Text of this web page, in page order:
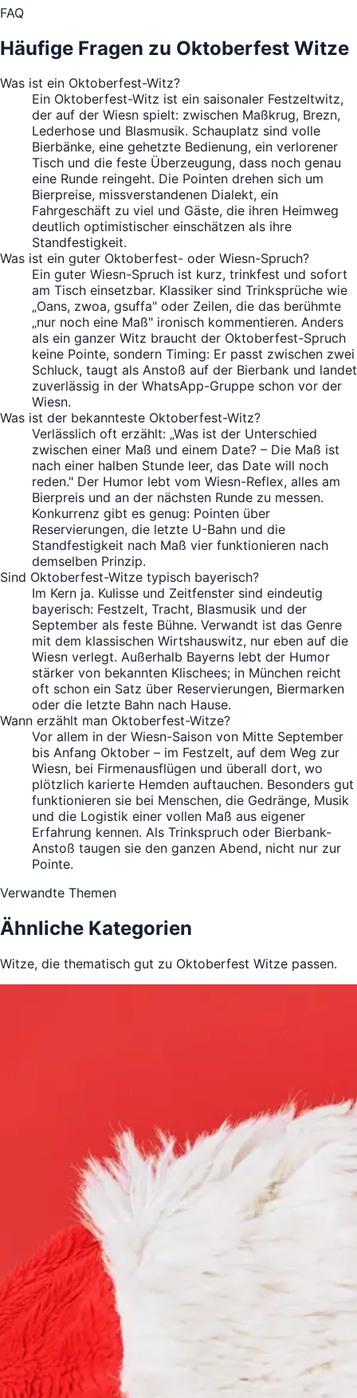
FAQ
Häufige Fragen zu Oktoberfest Witze
Was ist ein Oktoberfest-Witz?
Ein Oktoberfest-Witz ist ein saisonaler Festzeltwitz,
der auf der Wiesn spielt: zwischen Maßkrug, Brezn,
Lederhose und Blasmusik. Schauplatz sind volle
Bierbänke, eine gehetzte Bedienung, ein verlorener
Tisch und die feste Überzeugung, dass noch genau
eine Runde reingeht. Die Pointen drehen sich um
Bierpreise, missverstandenen Dialekt, ein
Fahrgeschäft zu viel und Gäste, die ihren Heimweg
deutlich optimistischer einschätzen als ihre
Standfestigkeit.
Was ist ein guter Oktoberfest- oder Wiesn-Spruch?
Ein guter Wiesn-Spruch ist kurz, trinkfest und sofort
am Tisch einsetzbar. Klassiker sind Trinksprüche wie
„Oans, zwoa, gsuffa" oder Zeilen, die das berühmte
„nur noch eine Maß" ironisch kommentieren. Anders
als ein ganzer Witz braucht der Oktoberfest-Spruch
keine Pointe, sondern Timing: Er passt zwischen zwei
Schluck, taugt als Anstoß auf der Bierbank und landet
zuverlässig in der WhatsApp-Gruppe schon vor der
Wiesn.
Was ist der bekannteste Oktoberfest-Witz?
Verlässlich oft erzählt: „Was ist der Unterschied
zwischen einer Maß und einem Date? – Die Maß ist
nach einer halben Stunde leer, das Date will noch
reden." Der Humor lebt vom Wiesn-Reflex, alles am
Bierpreis und an der nächsten Runde zu messen.
Konkurrenz gibt es genug: Pointen über
Reservierungen, die letzte U-Bahn und die
Standfestigkeit nach Maß vier funktionieren nach
demselben Prinzip.
Sind Oktoberfest-Witze typisch bayerisch?
Im Kern ja. Kulisse und Zeitfenster sind eindeutig
bayerisch: Festzelt, Tracht, Blasmusik und der
September als feste Bühne. Verwandt ist das Genre
mit dem klassischen Wirtshauswitz, nur eben auf die
Wiesn verlegt. Außerhalb Bayerns lebt der Humor
stärker von bekannten Klischees; in München reicht
oft schon ein Satz über Reservierungen, Biermarken
oder die letzte Bahn nach Hause.
Wann erzählt man Oktoberfest-Witze?
Vor allem in der Wiesn-Saison von Mitte September
bis Anfang Oktober – im Festzelt, auf dem Weg zur
Wiesn, bei Firmenausflügen und überall dort, wo
plötzlich karierte Hemden auftauchen. Besonders gut
funktionieren sie bei Menschen, die Gedränge, Musik
und die Logistik einer vollen Maß aus eigener
Erfahrung kennen. Als Trinkspruch oder Bierbank-
Anstoß taugen sie den ganzen Abend, nicht nur zur
Pointe.
Verwandte Themen
Ähnliche Kategorien
Witze, die thematisch gut zu Oktoberfest Witze passen.